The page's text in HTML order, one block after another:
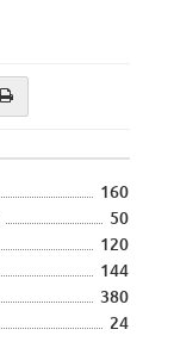
160
50
120
144
380
24